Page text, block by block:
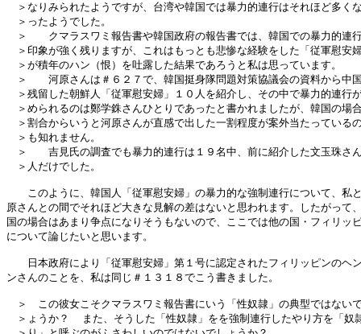
＞なりみられたようですが、台湾や韓国では暴力的連行はそれほど多く
＞ったようでした。
＞　　クマラスワミ報告書や韓国政府の報告書では、韓国での暴力的連
＞印象が強く残りますが、これはもっとも悲惨な経験をした「従軍慰安
＞が積年のハン（恨）を吐露した結果であろうと私は思っています。
＞　　河原さんは＃６２７で、韓国挺身隊問題対策協議会の資料から中
＞残留した朝鮮人「従軍慰安婦」１０人を紹介し、その中で暴力的連行
＞められるのは鄭学銖さんひとりであったと書かれましたが、韓国の場
＞割合からいうと河原さんが直感で出した一割程度が案外当たっている
＞も知れません。
＞　　吉見氏の調査でも暴力的連行は１９名中、前に紹介した文玉珠さ
＞人だけでした。
このように、韓国人「従軍慰安婦」の暴力的な強制連行について、私
原さんとの間でそれほど大きな見解の差はないと思われます。したがって
国の場合はあまり争点になりそうもないので、ここでは他の国・フィリッ
について論じたいと思います。
日本政府により「従軍慰安婦」第１号に認定されたフィリッピンのヘ
ンさんのことを、私は同じ＃１３１８でこう書きました。
＞　この彼女こそクマラスワミ報告書にいう「性奴隷」の典型ではない
＞ょうか？  また、そうした「性奴隷」をを強制連行したやり方を「奴